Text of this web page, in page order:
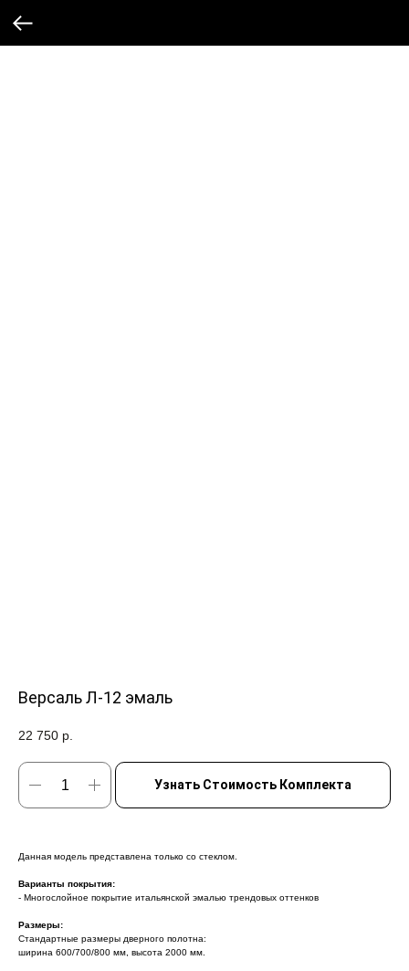
Версаль Л-12 эмаль
22 750 р.
Узнать Стоимость Комплекта
Данная модель представлена только со стеклом.
Варианты покрытия:
- Многослойное покрытие итальянской эмалью трендовых оттенков
Размеры:
Стандартные размеры дверного полотна:
ширина 600/700/800 мм, высота 2000 мм.